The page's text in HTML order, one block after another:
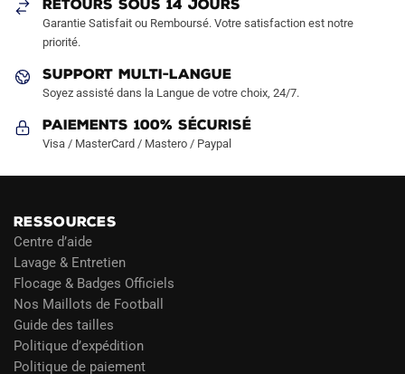
la
RETOURS SOUS 14 JOURS
Garantie Satisfait ou Remboursé. Votre satisfaction est notre
priorité.
SUPPORT MULTI-LANGUE
Soyez assisté dans la Langue de votre choix, 24/7.
Paiements 100% Sécurisé
Visa / MasterCard / Mastero / Paypal
RESSOURCES
Centre d’aide
Lavage & Entretien
Flocage & Badges Officiels
Nos Maillots de Football
Guide des tailles
Politique d’expédition
Politique de paiement